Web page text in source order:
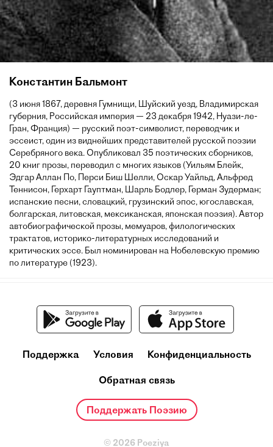
Константин Бальмонт
(3 июня 1867, деревня Гумнищи, Шуйский уезд, Владимирская
губерния, Российская империя — 23 декабря 1942, Нуази-ле-
Гран, Франция) — русский поэт-символист, переводчик и
эссеист, один из виднейших представителей русской поэзии
Серебряного века. Опубликовал 35 поэтических сборников,
20 книг прозы, переводил с многих языков (Уильям Блейк,
Эдгар Аллан По, Перси Биш Шелли, Оскар Уайльд, Альфред
Теннисон, Герхарт Гауптман, Шарль Бодлер, Герман Зудерман;
испанские песни, словацкий, грузинский эпос, югославская,
болгарская, литовская, мексиканская, японская поэзия). Автор
автобиографической прозы, мемуаров, филологических
трактатов, историко-литературных исследований и
критических эссе. Был номинирован на Нобелевскую премию
по литературе (1923).
Поддержка Условия Конфиденциальность
Обратная связь
Поддержать Поэзию
© 2026 Poeziya